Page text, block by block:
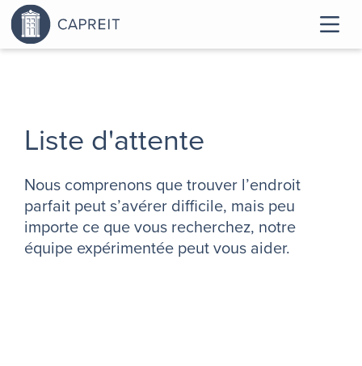
Liste d'attente
Nous comprenons que trouver l’endroit
parfait peut s’avérer difficile, mais peu
importe ce que vous recherchez, notre
équipe expérimentée peut vous aider.